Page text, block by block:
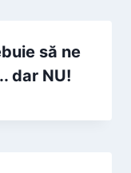
să ne
dar NU!